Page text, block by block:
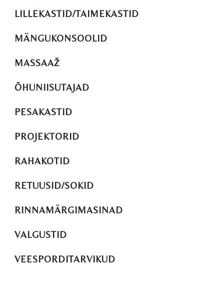
LILLEKASTID/TAIMEKASTID
MÄNGUKONSOOLID
MASSAAŽ
ÕHUNIISUTAJAD
PESAKASTID
PROJEKTORID
RAHAKOTID
RETUUSID/SOKID
RINNAMÄRGIMASINAD
VALGUSTID
VEESPORDITARVIKUD